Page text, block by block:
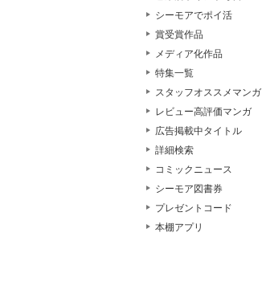
シーモアでポイ活
賞受賞作品
メディア化作品
特集一覧
スタッフオススメマンガ
レビュー高評価マンガ
広告掲載中タイトル
詳細検索
コミックニュース
シーモア図書券
プレゼントコード
本棚アプリ